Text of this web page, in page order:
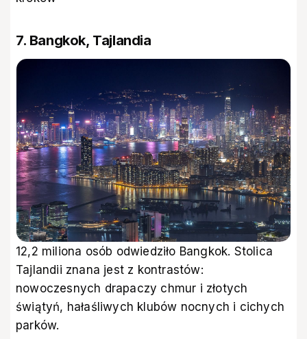
7. Bangkok, Tajlandia
12,2 miliona osób odwiedziło Bangkok. Stolica
Tajlandii znana jest z kontrastów:
nowoczesnych drapaczy chmur i złotych
świątyń, hałaśliwych klubów nocnych i cichych
parków.